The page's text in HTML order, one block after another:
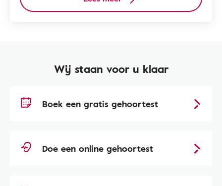
Wij staan voor u klaar
Boek een gratis gehoortest
Doe een online gehoortest